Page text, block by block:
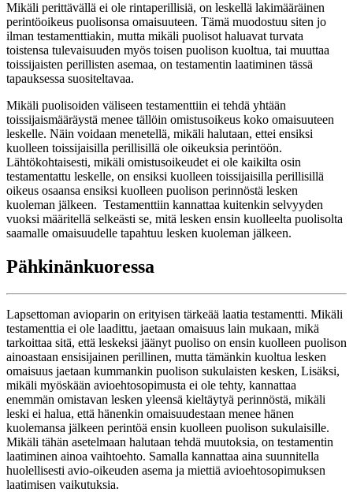
Mikäli perittävällä ei ole rintaperillisiä, on leskellä lakimääräinen
perintöoikeus puolisonsa omaisuuteen. Tämä muodostuu siten jo
ilman testamenttiakin, mutta mikäli puolisot haluavat turvata
toistensa tulevaisuuden myös toisen puolison kuoltua, tai muuttaa
toissijaisten perillisten asemaa, on testamentin laatiminen tässä
tapauksessa suositeltavaa.
Mikäli puolisoiden väliseen testamenttiin ei tehdä yhtään
toissijaismääräystä menee tällöin omistusoikeus koko omaisuuteen
leskelle. Näin voidaan menetellä, mikäli halutaan, ettei ensiksi
kuolleen toissijaisilla perillisillä ole oikeuksia perintöön.
Lähtökohtaisesti, mikäli omistusoikeudet ei ole kaikilta osin
testamentattu leskelle, on ensiksi kuolleen toissijaisilla perillisillä
oikeus osaansa ensiksi kuolleen puolison perinnöstä lesken
kuoleman jälkeen. Testamenttiin kannattaa kuitenkin selvyyden
vuoksi määritellä selkeästi se, mitä lesken ensin kuolleelta puolisolta
saamalle omaisuudelle tapahtuu lesken kuoleman jälkeen.
Pähkinänkuoressa
Lapsettoman avioparin on erityisen tärkeää laatia testamentti. Mikäli
testamenttia ei ole laadittu, jaetaan omaisuus lain mukaan, mikä
tarkoittaa sitä, että leskeksi jäänyt puoliso on ensin kuolleen puolison
ainoastaan ensisijainen perillinen, mutta tämänkin kuoltua lesken
omaisuus jaetaan kummankin puolison sukulaisten kesken, Lisäksi,
mikäli myöskään avioehtosopimusta ei ole tehty, kannattaa
enemmän omistavan lesken yleensä kieltäytyä perinnöstä, mikäli
leski ei halua, että hänenkin omaisuudestaan menee hänen
kuolemansa jälkeen perintöä ensin kuolleen puolison sukulaisille.
Mikäli tähän asetelmaan halutaan tehdä muutoksia, on testamentin
laatiminen ainoa vaihtoehto. Samalla kannattaa aina suunnitella
huolellisesti avio-oikeuden asema ja miettiä avioehtosopimuksen
laatimisen vaikutuksia.